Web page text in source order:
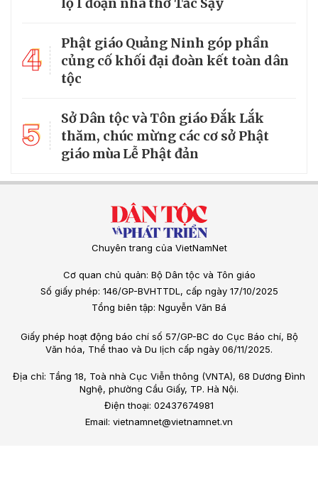
4
Phật giáo Quảng Ninh góp phần
củng cố khối đại đoàn kết toàn dân
tộc
5
Sở Dân tộc và Tôn giáo Đắk Lắk
thăm, chúc mừng các cơ sở Phật
giáo mùa Lễ Phật đản
Chuyên trang của VietNamNet
Cơ quan chủ quản: Bộ Dân tộc và Tôn giáo
Số giấy phép: 146/GP-BVHTTDL, cấp ngày 17/10/2025
Tổng biên tập: Nguyễn Văn Bá
Giấy phép hoạt động báo chí số 57/GP-BC do Cục Báo chí, Bộ
Văn hóa, Thể thao và Du lịch cấp ngày 06/11/2025.
Địa chỉ: Tầng 18, Toà nhà Cục Viễn thông (VNTA), 68 Dương Đình
Nghệ, phường Cầu Giấy, TP. Hà Nội.
Điện thoại: 02437674981
Email: vietnamnet@vietnamnet.vn